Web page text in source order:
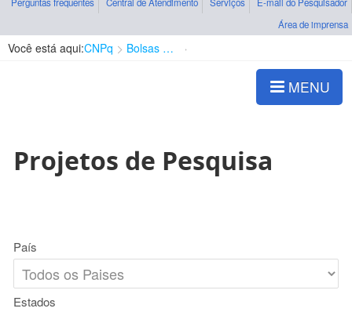
Área de imprensa
Você está aqui:CNPq Bolsas e Auxílios Vigentes
MENU
Projetos de Pesquisa
País
Estados